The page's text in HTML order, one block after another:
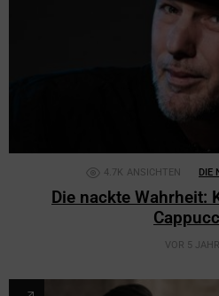
4.7K ANSICHTEN DIE
Die nackte Wahrheit:
VOR 5